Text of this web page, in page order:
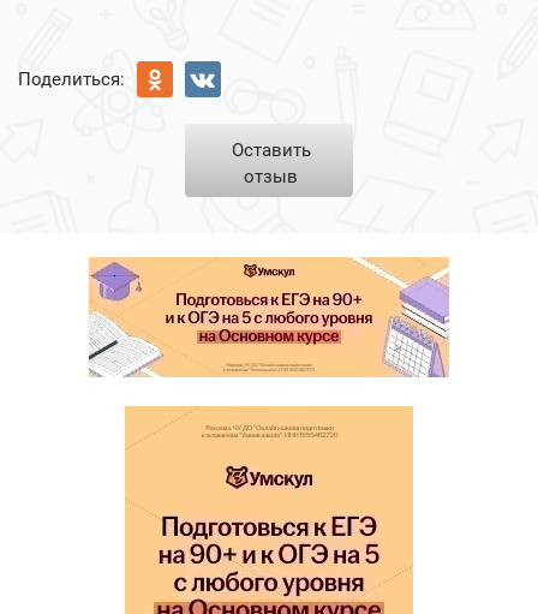
Поделиться:
Оставить
отзыв